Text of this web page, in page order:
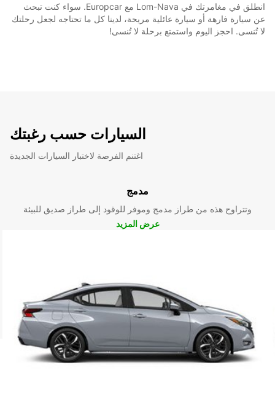
انطلق في مغامرتك في Lom-Nava مع Europcar. سواء كنت تبحث
عن سيارة فارهة أو سيارة عائلية مريحة، لدينا كل ما تحتاجه لجعل رحلتك
لا تُنسى. احجز اليوم واستمتع برحلة لا تُنسى!
السيارات حسب رغبتك
اغتنم الفرصة لاختبار السيارات الجديدة
مدمج
وتتراوح هذه من طراز مدمج وموفر للوقود إلى طراز صديق للبيئة
عرض المزيد